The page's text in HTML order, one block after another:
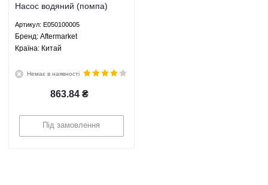
Насос водяний (помпа)
Aftermarket
Артикул: E050100005
Брeнд: Aftermarket
Країна: Китай
Немає в наявності
863.84 ₴
Під замовлення